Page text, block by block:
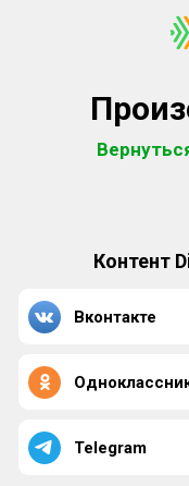
Контент
Вконтакте
Telegram